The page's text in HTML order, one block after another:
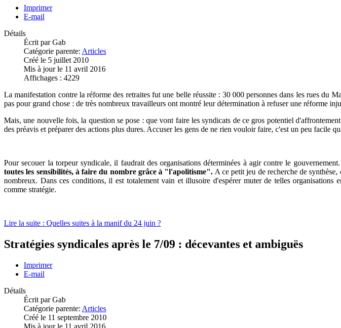
Imprimer
E-mail
Détails
Écrit parGab
Catégorie parente: Articles
Créé le 5 juillet 2010
Mis à jour le 11 avril 2016
Affichages : 4229
La manifestation contre la réforme des retraites fut une belle réussite : 30 000 personnes dans les rues du
pas pour grand chose : de très nombreux travailleurs ont montré leur détermination à refuser une réforme
Mais, une nouvelle fois, la question se pose : que vont faire les syndicats de ce gros potentiel
des préavis et préparer des actions plus dures. Accuser les gens de ne rien vouloir faire, c'est un peu facile
Pour secouer la torpeur syndicale, il faudrait des organisations déterminées à agir contre le
toutes les sensibilités, à faire du nombre grâce à "l'apolitisme". A ce petit jeu de recherche de
nombreux. Dans ces conditions, il est totalement vain et illusoire d'espérer muter de telles
comme stratégie.
Lire la suite : Quelles suites à la manif du 24 juin ?
Stratégies syndicales après le 7/09 : décevantes et ambiguës
Imprimer
E-mail
Détails
Écrit parGab
Catégorie parente: Articles
Créé le 11 septembre 2010